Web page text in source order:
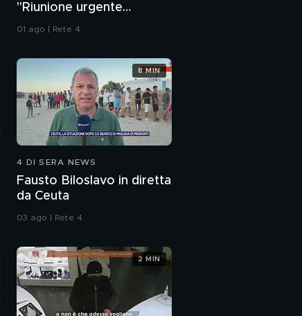
dal GF alla realtà
La nostra storia
d'amore a tre
Avvolta nel giallo la
morte del Nobel
Il messaggio di
"Riunione urgente
sull'immigrazione"
01 ago | Rete 4
4 DI SERA NEWS
Fausto Biloslavo in diretta
da Ceuta
03 ago | Rete 4
8 MIN
2 MIN